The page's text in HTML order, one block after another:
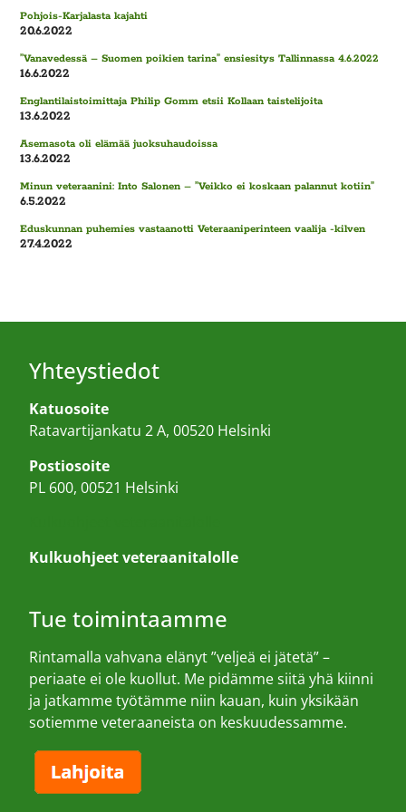
Pohjois-Karjalasta kajahti
20.6.2022
”Vanavedessä – Suomen poikien tarina” ensiesitys Tallinnassa 4.6.2022
16.6.2022
Englantilaistoimittaja Philip Gomm etsii Kollaan taistelijoita
13.6.2022
Asemasota oli elämää juoksuhaudoissa
13.6.2022
Minun veteraanini: Into Salonen – ”Veikko ei koskaan palannut kotiin”
6.5.2022
Eduskunnan puhemies vastaanotti Veteraaniperinteen vaalija -kilven
27.4.2022
Yhteystiedot
Katuosoite
Ratavartijankatu 2 A, 00520 Helsinki
Postiosoite
PL 600, 00521 Helsinki
Kulkuohjeet veteraanitalolle
Tue toimintaamme
Rintamalla vahvana elänyt ”veljeä ei jätetä” –
periaate ei ole kuollut. Me pidämme siitä yhä kiinni
ja jatkamme työtämme niin kauan, kuin yksikään
sotiemme veteraaneista on keskuudessamme.